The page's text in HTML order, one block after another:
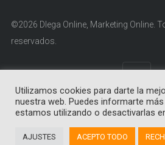
©2026 Dlega Online, Marketing Online.
reservados.
Aviso Legal|Política de
Utilizamos cookies para darte la
nuestra web. Puedes informarte
estamos utilizando o desactivarlas
AJUSTES ACEPTO TODO